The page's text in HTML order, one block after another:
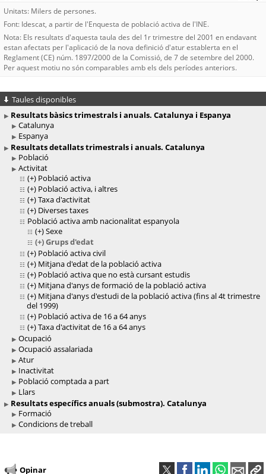
Unitats: Milers de persones.
Font: Idescat, a partir de l'Enquesta de població activa de l'INE.
Nota: Els resultats d'aquesta taula des del 1r trimestre del 2001 en endavant
estan afectats per l'aplicació de la nova definició d'atur establerta en el
Reglament (CE) núm. 1897/2000 de la Comissió, de 7 de setembre del 2000.
Per aquest motiu no són comparables amb els dels períodes anteriors.
Taules disponibles
Resultats bàsics trimestrals i anuals. Catalunya i Espanya
Catalunya
Espanya
Resultats detallats trimestrals i anuals. Catalunya
Població
Activitat
(+) Població activa
(+) Població activa, i altres
(+)Taxa d'activitat
(+) Diverses taxes
Població activa amb nacionalitat espanyola
(+)Sexe
(+)Grups d'edat
(+) Població activa civil
(+) Mitjana d'edat de la població activa
(+) Població activa que no està cursant estudis
(+) Mitjana d'anys de formació de la població activa
(+) Mitjana d'anys d'estudi de la població activa (fins al 4t trimestre
del 1999)
(+) Població activa de 16 a 64 anys
(+)Taxa d'activitat de 16 a 64 anys
Ocupació
Ocupació assalariada
Atur
Inactivitat
Població comptada a part
Llars
Resultats específics anuals (submostra). Catalunya
Formació
Condicions de treball
Opinar